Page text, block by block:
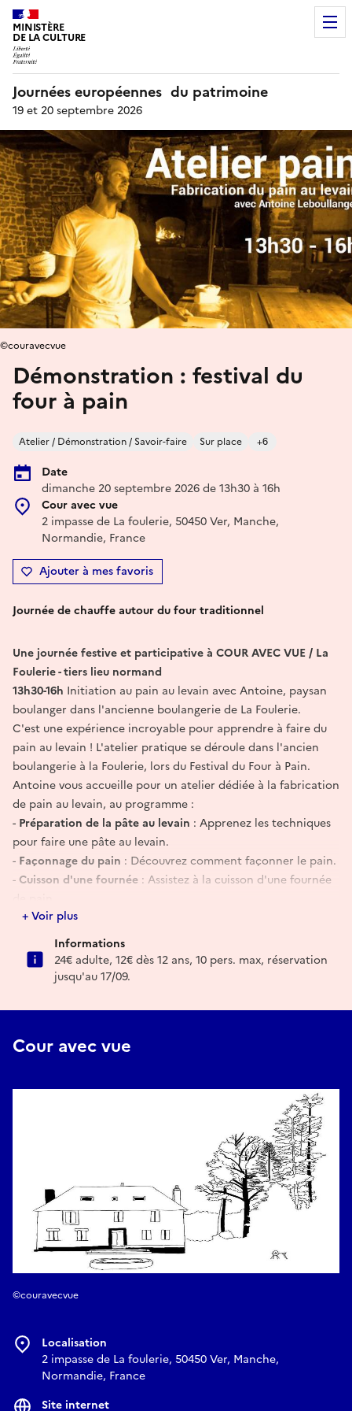
MINISTÈRE
DE LA CULTURE
Journées européennes du patrimoine
19 et 20 septembre 2026
Démonstration : festival du
four à pain
Atelier / Démonstration / Savoir-faire Sur place +6
Date
dimanche 20 septembre 2026 de 13h30 à 16h
Cour avec vue
2 impasse de La foulerie, 50450 Ver, Manche,
Normandie, France
Ajouter à mes favoris
©couravecvue
Journée de chauffe autour du four traditionnel
Une journée festive et participative à COUR AVEC VUE / La
Foulerie - tiers lieu normand
13h30-16h Initiation au pain au levain avec Antoine, paysan
boulanger dans l'ancienne boulangerie de La Foulerie.
C'est une expérience incroyable pour apprendre à faire du
pain au levain ! L'atelier pratique se déroule dans l'ancien
boulangerie à la Foulerie, lors du Festival du Four à Pain.
Antoine vous accueille pour un atelier dédiée à la fabrication
de pain au levain, au programme :
- Préparation de la pâte au levain : Apprenez les techniques
pour faire une pâte au levain.
- Façonnage du pain : Découvrez comment façonner le pain.
- Cuisson d'une fournée : Assistez à la cuisson d'une fournée
Démonstration de l'allumage du four
spectaculaire à ne pas manquer.
Chaque participant repartira avec son propre pain au levain.
De plus, vous aurez l'opportunité d'apporter vos plats et
Nombre de participants : Limité à 10 personnes
Inscription indispensable avant le 17 septembre 2026
L'atelier du pain sera suivi d'un Spectacle de théâtre d'objets
couravecvue@gmail.com
+ Voir plus
Informations
24€ adulte, 12€ dès 12 ans, 10 pers. max, réservation
jusqu'au 17/09.
Cour avec vue
©couravecvue
Localisation
2 impasse de La foulerie, 50450 Ver, Manche,
Normandie, France
Site internet